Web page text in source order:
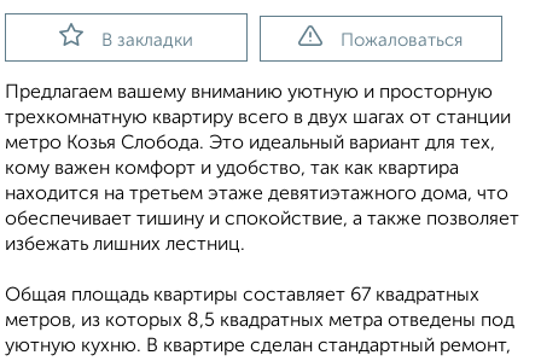
В закладки Пожаловаться
Предлагаем вашему вниманию уютную и просторную
трехкомнатную квартиру всего в двух шагах от станции
метро Козья Слобода. Это идеальный вариант для тех,
кому важен комфорт и удобство, так как квартира
находится на третьем этаже девятиэтажного дома, что
обеспечивает тишину и спокойствие, а также позволяет
избежать лишних лестниц.
Общая площадь квартиры составляет 67 квадратных
метров, из которых 8,5 квадратных метра отведены под
уютную кухню. В квартире сделан стандартный ремонт,